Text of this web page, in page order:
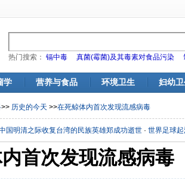
热门搜索： 镉中毒 真菌(霉菌)及其毒素对食品污染
学 营养与食品 环境卫生 妇幼
>> 历史的今天 >>在死鲸体内首次发现流感病毒
国明清之际收复台湾的民族英雄郑成功逝世 · 世界足球
首次发现流感病毒